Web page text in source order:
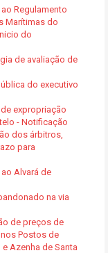
Regulamento
Marítimas do
do
de avaliação de
do executivo
expropriação
- Notificação
dos árbitros,
para
Alvará de
na via
de preços de
Postos de
Azenha de Santa